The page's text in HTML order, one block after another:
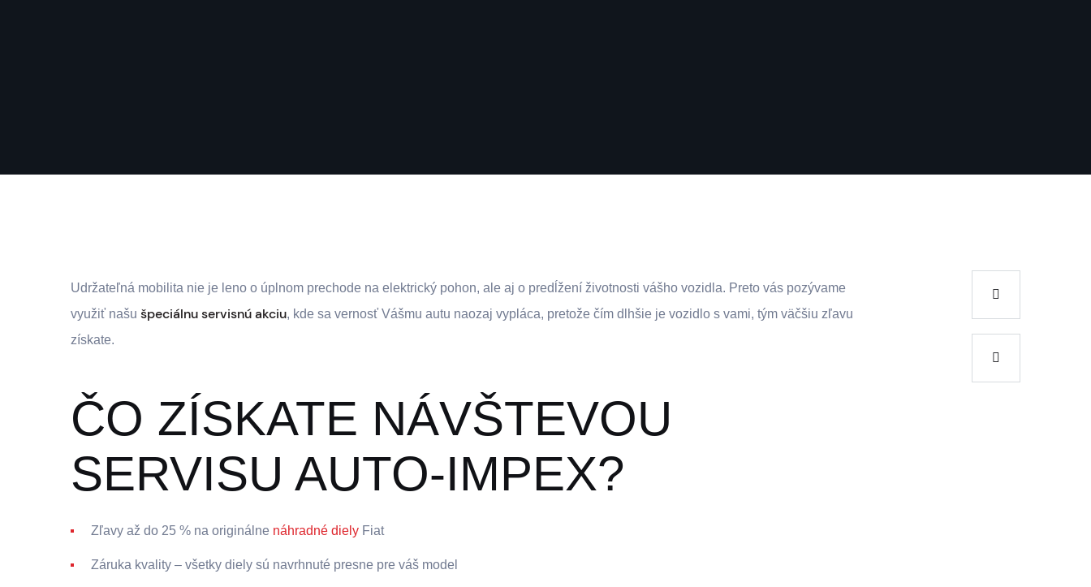
Udržateľná mobilita nie je leno o úplnom prechode na elektrický pohon, ale aj o predĺžení životnosti vášho vozidla. Preto vás pozývame
využiť našu špeciálnu servisnú akciu, kde sa vernosť Vášmu autu naozaj vypláca, pretože čím dlhšie je vozidlo s vami, tým väčšiu zľavu
získate.
ČO ZÍSKATE NÁVŠTEVOU
SERVISU AUTO-IMPEX?
Zľavy až do 25 % na originálne náhradné diely Fiat
Záruka kvality – všetky diely sú navrhnuté presne pre váš model